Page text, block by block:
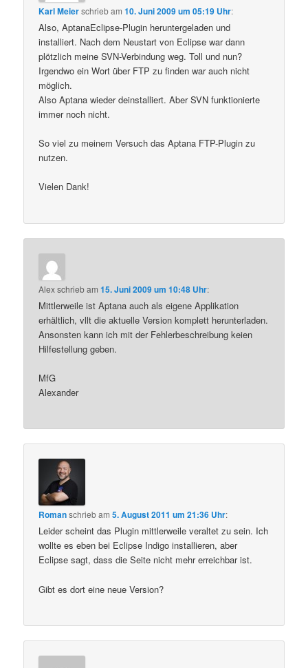
Karl Meierschriebam10. Juni 2009 um 05:19 Uhr:
Also, AptanaEclipse-Plugin heruntergeladen und
installiert. Nach dem Neustart von Eclipse war dann
plötzlich meine SVN-Verbindung weg. Toll und nun?
Irgendwo ein Wort über FTP zu finden war auch nicht
möglich.
Also Aptana wieder deinstalliert. Aber SVN funktionierte
immer noch nicht.
So viel zu meinem Versuch das Aptana FTP-Plugin zu
nutzen.
Vielen Dank!
Alexschriebam15. Juni 2009 um 10:48 Uhr:
Mittlerweile ist Aptana auch als eigene Applikation
erhältlich, vllt die aktuelle Version komplett herunterladen.
Ansonsten kann ich mit der Fehlerbeschreibung keien
Hilfestellung geben.
MfG
Alexander
Romanschriebam5. August 2011 um 21:36 Uhr:
Leider scheint das Plugin mittlerweile veraltet zu sein. Ich
wollte es eben bei Eclipse Indigo installieren, aber
Eclipse sagt, dass die Seite nicht mehr erreichbar ist.
Gibt es dort eine neue Version?